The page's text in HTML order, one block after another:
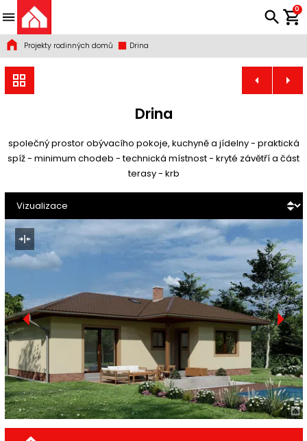
0
Projekty rodinných domů Drina
Drina
společný prostor obývacího pokoje, kuchyně a jídelny - praktická
spíž - minimum chodeb - technická místnost - kryté závětří a část
terasy - krb